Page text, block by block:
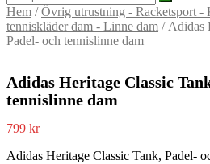
Hem /Övrig utrustning - Racketsport -
tenniskläder dam - Linne dam / Adidas
Padel- och tennislinne dam
Adidas Heritage Classic
tennislinne dam
799 kr
Adidas Heritage Classic Tank, Padel-